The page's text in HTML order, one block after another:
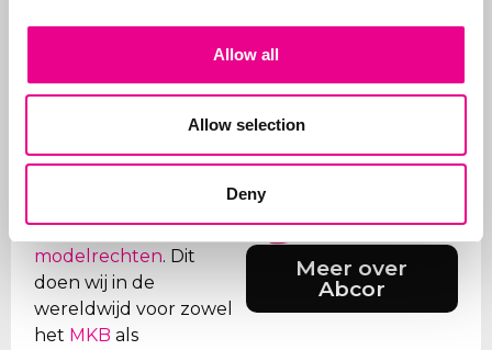
Allow all
Allow selection
Deny
Over Abcor
merken- en
modelrechten. Dit
doen wij in de
wereldwijd voor zowel
het MKB als
Meer over
Abcor